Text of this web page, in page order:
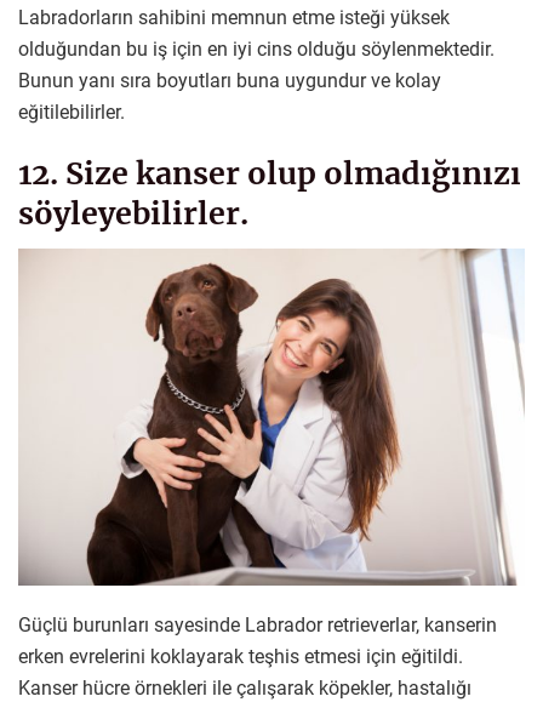
Labradorların sahibini memnun etme isteği yüksek
olduğundan bu iş için en iyi cins olduğu söylenmektedir.
Bunun yanı sıra boyutları buna uygundur ve kolay
eğitilebilirler.
12. Size kanser olup olmadığınızı
söyleyebilirler.
Güçlü burunları sayesinde Labrador retrieverlar, kanserin
erken evrelerini koklayarak teşhis etmesi için eğitildi.
Kanser hücre örnekleri ile çalışarak köpekler, hastalığı